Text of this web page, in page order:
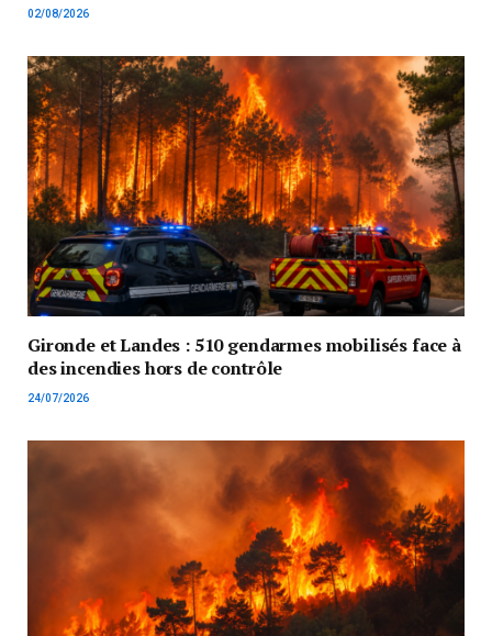
02/08/2026
Gironde et Landes : 510 gendarmes mobilisés face à
des incendies hors de contrôle
24/07/2026